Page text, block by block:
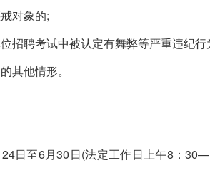
对象的;
招聘考试中被认定有舞弊等严重违纪行
其他情形。
日至6月30日(法定工作日上午8：